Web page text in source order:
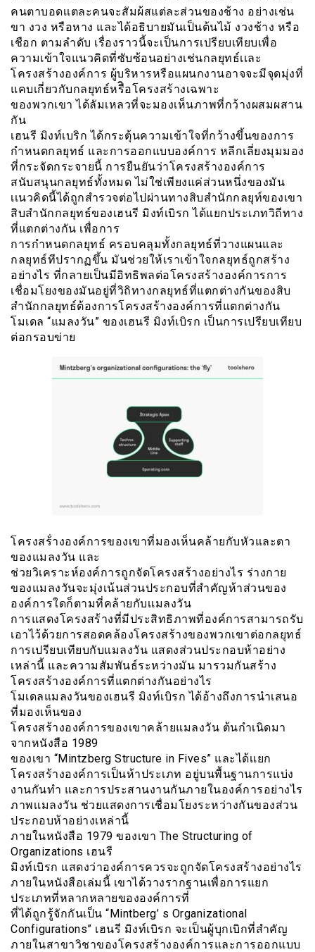
คนตาบอดเเตละคนจะสัมผ้สแต่ละส่วนของช้าง อย่างเช่น
ขา งวง หรือหาง และได้อธิบายมันเป็นต้นไม้ งวงช้าง หรือ
เชือก ตามลำดับ เรื่องราวนี้จะเป็นการเปรียบเทียบเพื่อ
ความเข้าใจแนวคิดที่ซับซ้อนอย่างเช่นกลยุทธ์เเละ
โครงสร้างองค์การ ผู้บริหารหรือแผนกงานอาจจะมีจุดมุ่งที่
แคบเกี่ยวกับกลยุทธ์หรืิอโครงสร้างเฉพาะ
ของพวกเขา ได้ลัมเหลวที่จะมองเห็นภาพที่กว้างผสมผสาน
กัน
เฮนรี มิงท์เบริก ได้กระตุ้นความเข้าใจที่กว้างขึ้นของการ
กำหนดกลยุทธ์ และการออกแบบองค์การ หลีกเลี่ยงมุมมอง
ที่กระจัดกระจายนี้ การยืนยันว่าโครงสร้างองค์การ
สนับสนุนกลยุทธ์ทั้งหมด ไม่ใช่เพียงแค่ส่วนหนึ่งของมัน
เเนวคิดนี้ได้ถูกสำรวจต่อไปผ่านทางสิบสำนักกลยุท์ของเขา
สิบสำนักกลยุทธ์ของเฮนรี มิงท์เบิรก ได้แยกประเภทวิถีทาง
ที่แตกต่างกัน เพื่อการ
การกำหนดกลยุทธ์ ครอบคลุมทั้งกลยุทธ์ที่วางแผนและ
กลยุทธ์ทีปรากฏขึ้น มันช่วยให้เราเข้าใจกลยุทธ์ถูกสร้าง
อย่างไร ที่กลายเป็นมีอิทธิพลต่อโครงสร้างองค์การการ
เชื่อมโยงของมันอยู่ที่วิถิทางกลยุทธ์ที่แตกต่างกันของสิบ
สำนักกลยุทธ์ต้องการโครงสร้างองค์การที่แตกต่างกัน
โมเดล “แมลงวัน” ของเฮนรี มิงท์เบิรก เป็นการเปรียบเทียบ
ต่อกรอบข่าย
โครงสร้่างองค์การของเขาที่มองเห็นคล้ายกับหัวและตา
ของแมลงวัน และ
ช่วยวิเคราะห์องค์การถูกจัดโครงสร้างอย่างไร ร่างกาย
ของแมลงวันจะมุ่งเน้นส่วนประกอบที่สำคัญห้าส่วนของ
องค์การใดก็ตามที่คล้ายกับเเมลงวัน
การแสดงโครงสร้างที่มีประสิทธิภาพที่องค์การสามารถรับ
เอาไว้ด้วยการสอดคล้องโครงสร้างของพวกเขาต่อกลยุทธ์
การเปรียบเทียบกับแมลงวัน แสดงส่วนประกอบห้าอย่าง
เหล่านี้ และความสัมพันธ์ระหว่างมัน มารวมกันสร้าง
โครงสร้างองค์การที่แตกต่างกันอย่างไร
โมเดลแมลงวันของเฮนรี มิงท์เบิรก ได้อ้างถึงการนำเสนอ
ที่มองเห็นของ
โครงสร้างองค์การของเขาคล้ายแมลงวัน ต้นกำเนิดมา
จากหนังสือ 1989
ของเขา “Mintzberg Structure in Fives” และได้เเยก
โครงสร้างองค์การเป็นห้าประเภท อยู่บนพื้นฐานการแบ่ง
งานกันทำ และการประสานงานกันภายในองค์การอย่างไร
ภาพเเมลงวัน ช่วยแสดงการเชื่อมโยงระหว่างกันของส่วน
ประกอบห้าอย่างเหล่านี้
ภายในหนังสือ 1979 ของเขา The Structuring of
Organizations เฮนรี
มิงท์เบิรก แสดงว่าองค์การควรจะถูกจัดโครงสร้างอย่างไร
ภายในหนังสือเล่มนี้ เขาได้วางรากฐานเพื่อการแยก
ประเภทที่หลากหลายขององค์การที่
ที่ได้ถูกรู้จักกันเป็น “Mintberg’ s Organizational
Configurations” เฮนรี มิงท์เบิรก จะเป็นผู้บุกเบิกที่สำคัญ
ภายในสาขาวิชาของโครงสร้างองค์การและการออกแบบ